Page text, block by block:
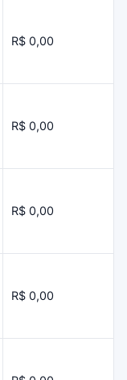
R$ 0,00
R$ 0,00
R$ 0,00
R$ 0,00